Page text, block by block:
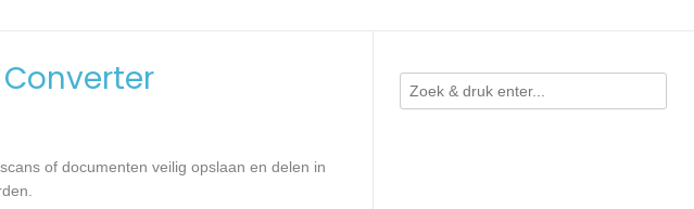
of documenten veilig opslaan en delen in